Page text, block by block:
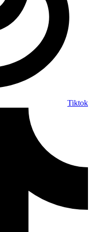
Tiktok